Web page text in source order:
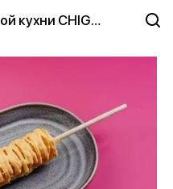
Ресторан корейской кухни CHIGUN